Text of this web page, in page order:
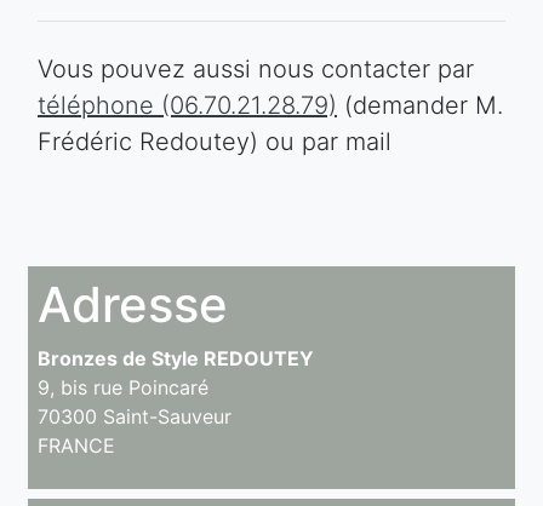
Vous pouvez aussi nous contacter par
téléphone (06.70.21.28.79) (demander M.
Frédéric Redoutey) ou par mail
Adresse
Bronzes de Style REDOUTEY
9, bis rue Poincaré
70300 Saint-Sauveur
FRANCE